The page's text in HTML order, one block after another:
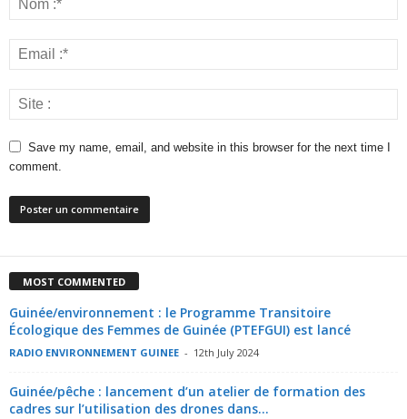
Save my name, email, and website in this browser for the next time I
comment.
MOST COMMENTED
Guinée/environnement : le Programme Transitoire
Écologique des Femmes de Guinée (PTEFGUI) est lancé
RADIO ENVIRONNEMENT GUINEE - 12th July 2024
Guinée/pêche : lancement d’un atelier de formation des
cadres sur l’utilisation des drones dans...